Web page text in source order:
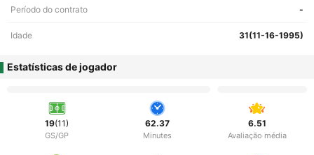
Período do contrato -
Idade 31(11-16-1995)
Estatísticas de jogador
19(11)
GS/GP
62.37
Minutes
6.51
Avaliação média